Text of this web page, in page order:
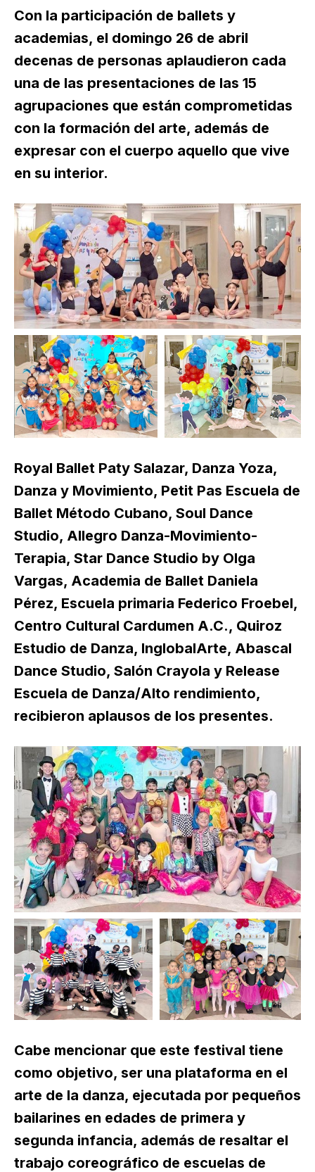
Con la participación de ballets y
academias, el domingo 26 de abril
decenas de personas aplaudieron cada
una de las presentaciones de las 15
agrupaciones que están comprometidas
con la formación del arte, además de
expresar con el cuerpo aquello que vive
en su interior.
Royal Ballet Paty Salazar, Danza Yoza,
Danza y Movimiento, Petit Pas Escuela de
Ballet Método Cubano, Soul Dance
Studio, Allegro Danza-Movimiento-
Terapia, Star Dance Studio by Olga
Vargas, Academia de Ballet Daniela
Pérez, Escuela primaria Federico Froebel,
Centro Cultural Cardumen A.C., Quiroz
Estudio de Danza, InglobalArte, Abascal
Dance Studio, Salón Crayola y Release
Escuela de Danza/Alto rendimiento,
recibieron aplausos de los presentes.
Cabe mencionar que este festival tiene
como objetivo, ser una plataforma en el
arte de la danza, ejecutada por pequeños
bailarines en edades de primera y
segunda infancia, además de resaltar el
trabajo coreográfico de escuelas de